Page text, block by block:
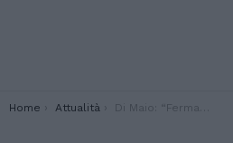
You are here:
Home Attualità Di Maio: “Fermare i barconi che arrivano dalla Tunisia, serve un’intesa sui flussi”